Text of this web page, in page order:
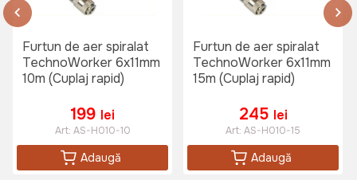
Furtun de aer spiralat
TechnoWorker 6x11mm
10m (Cuplaj rapid)
199 lei
Art: AS-H010-10
Adaugă
Furtun de aer spiralat
TechnoWorker 6x11mm
15m (Cuplaj rapid)
245 lei
Art: AS-H010-15
Adaugă